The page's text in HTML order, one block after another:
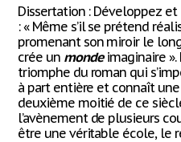
Dissertation : Développez
: « Même s’il se prétend
promenant son miroir le
crée un mondeimaginaire ».
triomphe du roman qui
à part entière et connaît
deuxième moitié de ce
l’avènement de plusieurs
être une véritable école, le